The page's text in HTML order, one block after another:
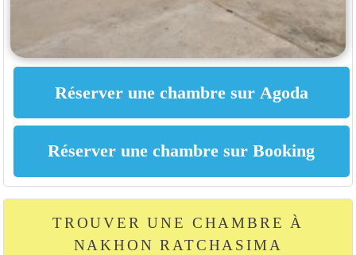
TROUVER UNE CHAMBRE À
NAKHON RATCHASIMA